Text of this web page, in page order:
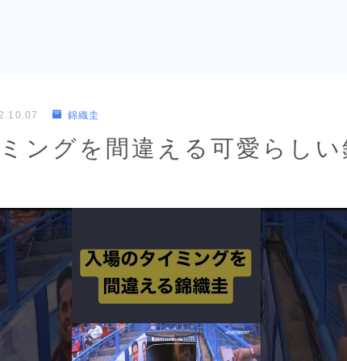
錦織圭
ングを間違える可愛らし